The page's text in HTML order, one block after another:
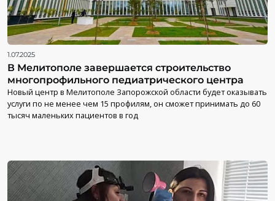
1.07.2025
В Мелитополе завершается строительство
многопрофильного педиатрического центра
Новый центр в Мелитополе Запорожской области будет оказывать
услуги по не менее чем 15 профилям, он сможет принимать до 60
тысяч маленьких пациентов в год